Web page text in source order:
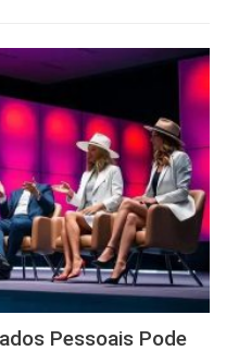
Pessoais Pode